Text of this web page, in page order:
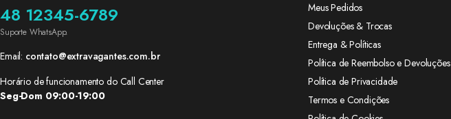
48 12345-6789
Suporte WhatsApp.
Email: contato@extravagantes.com.br
Horário de funcionamento do Call Center
Seg-Dom 09:00-19:00
Meus Pedidos
Devoluções & Trocas
Entrega & Políticas
Política de Reembolso e Devoluções
Política de Privacidade
Termos e Condições